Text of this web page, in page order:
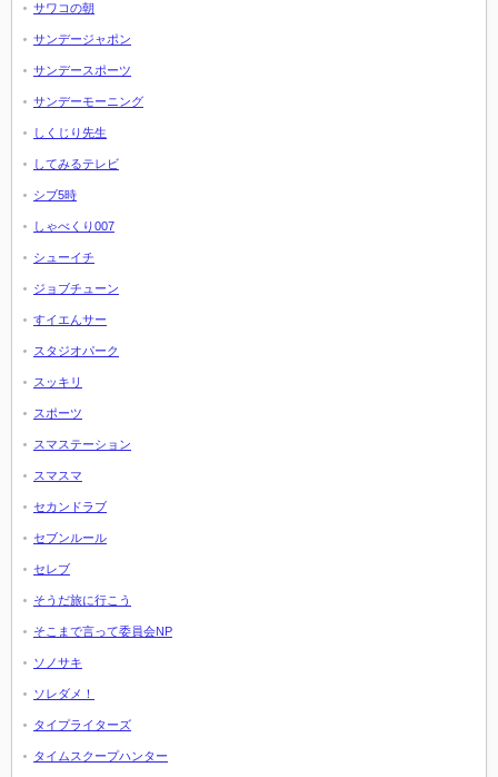
サワコの朝
サンデージャポン
サンデースポーツ
サンデーモーニング
しくじり先生
してみるテレビ
シブ5時
しゃべくり007
シューイチ
ジョブチューン
すイエんサー
スタジオパーク
スッキリ
スポーツ
スマステーション
スマスマ
セカンドラブ
セブンルール
セレブ
そうだ旅に行こう
そこまで言って委員会NP
ソノサキ
ソレダメ！
タイプライターズ
タイムスクープハンター